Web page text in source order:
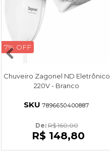
7% OFF
Chuveiro Zagonel ND Eletrônico
220V - Branco
SKU 7896650400887
De: R$ 160,00
R$ 148,80